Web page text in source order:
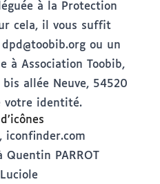
à la Protection
cela, il vous suffit
dpd@toobib.org ou un
à Association Toobib,
allée Neuve, 54520
votre identité.
iconfinder.com
Quentin PARROT
Luciole